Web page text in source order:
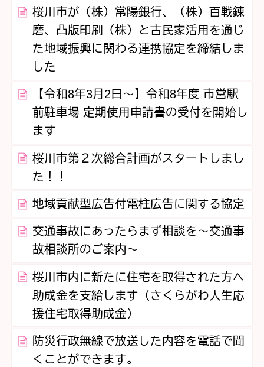
桜川市が（株）常陽銀行、（株）百戦錬
磨、凸版印刷（株）と古民家活用を通じ
た地域振興に関わる連携協定を締結しま
した
【令和8年3月2日～】令和8年度 市営駅
前駐車場 定期使用申請書の受付を開始し
ます
桜川市第２次総合計画がスタートしまし
た！！
地域貢献型広告付電柱広告に関する協定
交通事故にあったらまず相談を～交通事
故相談所のご案内～
桜川市内に新たに住宅を取得された方へ
助成金を支給します（さくらがわ人生応
援住宅取得助成金）
防災行政無線で放送した内容を電話で聞
くことができます。